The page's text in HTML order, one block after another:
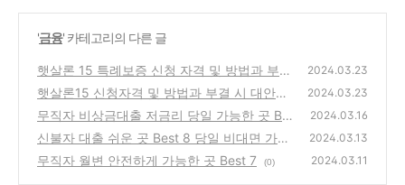
'금융' 카테고리의 다른 글
햇살론 15 특례보증 신청 자격 및 방법과 부결
시 대안상품 100% 정리
(0)
2024.03.23
햇살론15 신청자격 및 방법과 부결 시 대안상
품 100% 정리
(0)
2024.03.23
무직자 비상금대출 저금리 당일 가능한 곳 Bes
t 7
(0)
2024.03.16
신불자 대출 쉬운 곳 Best 8 당일 비대면 가능
(0)
2024.03.13
무직자 월변 안전하게 가능한 곳 Best 7 (0) 2024.03.11